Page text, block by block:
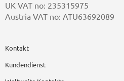
UK VAT no: 235315975
Austria VAT no: ATU63692089
Kontakt
Kundendienst